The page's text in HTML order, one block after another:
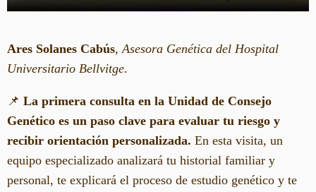
Ares Solanes Cabús,Asesora Genética del Hospital
Universitario Bellvitge.
📌 La primera consulta en la Unidad de Consejo
Genético es un paso clave para evaluar tu riesgo y
recibir orientación personalizada. En esta visita, un
equipo especializado analizará tu historial familiar y
personal, te explicará el proceso de estudio genético y te